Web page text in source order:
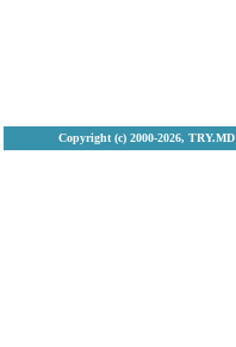
Copyright (с) 2000-2026, TRY.MD